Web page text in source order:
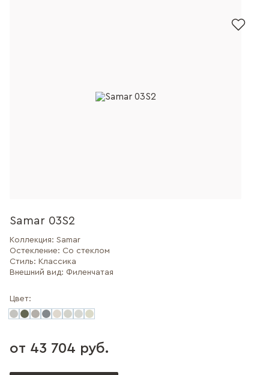
Samar 03S2
Коллекция: Samar
Остекление: Со стеклом
Стиль: Классика
Внешний вид: Филенчатая
Цвет:
от 43 704 руб.